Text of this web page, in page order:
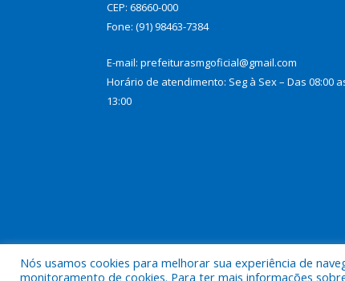
CEP: 68660-000
Fone: (91) 98463-7384
E-mail: prefeiturasmgoficial@gmail.com
Horário de atendimento: Seg à Sex – Das 08:00
13:00
Todos os direitos reservados a Prefeitura
Nós usamos cookies para melhorar sua experiência de
monitoramento de cookies. Para ter mais informações